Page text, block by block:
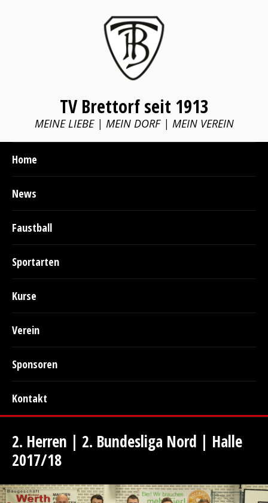
TV Brettorf seit 1913
MEINE LIEBE | MEIN DORF | MEIN VEREIN
Home
News
Faustball
Sportarten
Kurse
Verein
Sponsoren
Kontakt
2. Herren | 2. Bundesliga Nord | Halle
2017/18